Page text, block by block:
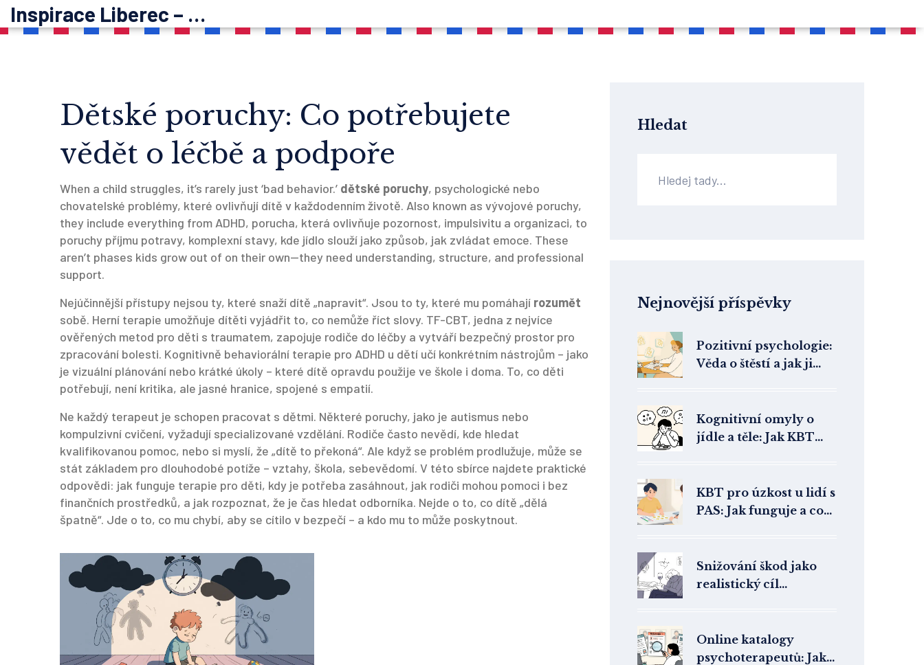
Inspirace Liberec – psychoterapie
Dětské poruchy: Co potřebujete
vědět o léčbě a podpoře
When a child struggles, it’s rarely just ‘bad behavior.’ dětské poruchy, psychologické nebo
chovatelské problémy, které ovlivňují dítě v každodenním životě. Also known as vývojové poruchy,
they include everything from ADHD, porucha, která ovlivňuje pozornost, impulsivitu a organizaci, to
poruchy příjmu potravy, komplexní stavy, kde jídlo slouží jako způsob, jak zvládat emoce. These
aren’t phases kids grow out of on their own—they need understanding, structure, and professional
support.
Nejúčinnější přístupy nejsou ty, které snaží dítě „napravit“. Jsou to ty, které mu pomáhají rozumět
sobě. Herní terapie umožňuje dítěti vyjádřit to, co nemůže říct slovy. TF-CBT, jedna z nejvíce
ověřených metod pro děti s traumatem, zapojuje rodiče do léčby a vytváří bezpečný prostor pro
zpracování bolesti. Kognitivně behaviorální terapie pro ADHD u dětí učí konkrétním nástrojům – jako
je vizuální plánování nebo krátké úkoly – které dítě opravdu použije ve škole i doma. To, co děti
potřebují, není kritika, ale jasné hranice, spojené s empatií.
Ne každý terapeut je schopen pracovat s dětmi. Některé poruchy, jako je autismus nebo
kompulzivní cvičení, vyžadují specializované vzdělání. Rodiče často nevědí, kde hledat
kvalifikovanou pomoc, nebo si myslí, že „dítě to překoná“. Ale když se problém prodlužuje, může se
stát základem pro dlouhodobé potíže – vztahy, škola, sebevědomí. V této sbírce najdete praktické
odpovědi: jak funguje terapie pro děti, kdy je potřeba zasáhnout, jak rodiči mohou pomoci i bez
finančních prostředků, a jak rozpoznat, že je čas hledat odborníka. Nejde o to, co dítě „dělá
špatně“. Jde o to, co mu chybí, aby se cítilo v bezpečí – a kdo mu to může poskytnout.
Hledat
Nejnovější příspěvky
Pozitivní psychologie:
Věda o štěstí a jak ji
Kognitivní omyly o
jídle a těle: Jak KBT
potravy
KBT pro úzkost u lidí s
PAS: Jak funguje a co
Snižování škod jako
realistický cíl
závislostí bez nutnosti
úplného
Online katalogy
psychoterapeutů: Jak